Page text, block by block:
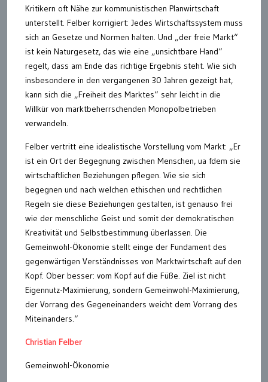
Kritikern oft Nähe zur kommunistischen Planwirtschaft
unterstellt. Felber korrigiert: Jedes Wirtschaftssystem muss
sich an Gesetze und Normen halten. Und „der freie Markt“
ist kein Naturgesetz, das wie eine „unsichtbare Hand“
regelt, dass am Ende das richtige Ergebnis steht. Wie sich
insbesondere in den vergangenen 30 Jahren gezeigt hat,
kann sich die „Freiheit des Marktes“ sehr leicht in die
Willkür von marktbeherrschenden Monopolbetrieben
verwandeln.
Felber vertritt eine idealistische Vorstellung vom Markt: „Er
ist ein Ort der Begegnung zwischen Menschen, ua fdem sie
wirtschaftlichen Beziehungen pflegen. Wie sie sich
begegnen und nach welchen ethischen und rechtlichen
Regeln sie diese Beziehungen gestalten, ist genauso frei
wie der menschliche Geist und somit der demokratischen
Kreativität und Selbstbestimmung überlassen. Die
Gemeinwohl-Ökonomie stellt einge der Fundament des
gegenwärtigen Verständnisses von Marktwirtschaft auf den
Kopf. Ober besser: vom Kopf auf die Füße. Ziel ist nicht
Eigennutz-Maximierung, sondern Gemeinwohl-Maximierung,
der Vorrang des Gegeneinanders weicht dem Vorrang des
Miteinanders.“
Christian Felber
Gemeinwohl-Ökonomie